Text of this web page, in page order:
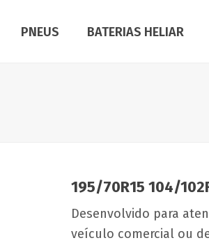
PNEUS BATERIAS HELIAR
195/70R15 104/
Desenvolvido para
veículo comercial ou